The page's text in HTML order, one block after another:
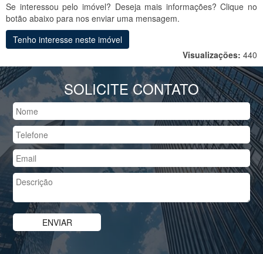
Se interessou pelo imóvel? Deseja mais informações? Clique no
botão abaixo para nos enviar uma mensagem.
Tenho interesse neste imóvel
Visualizações: 440
SOLICITE CONTATO